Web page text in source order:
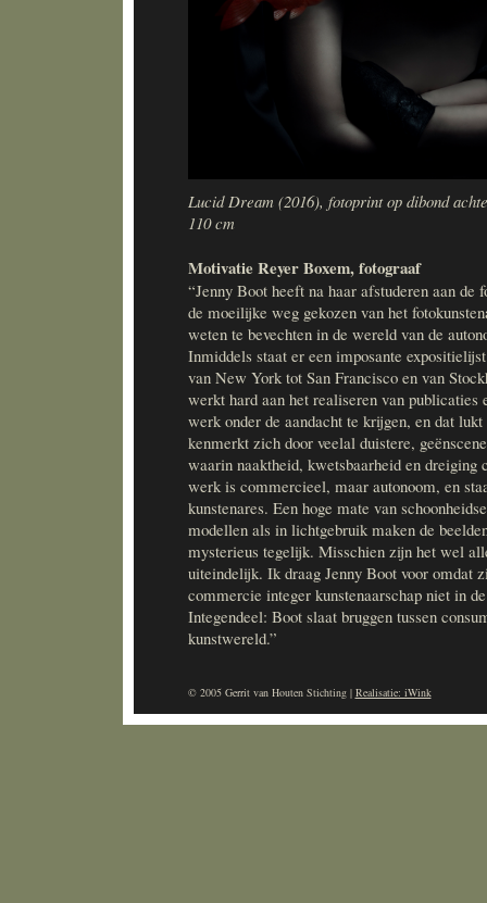
Lucid Dream (2016), fotoprint op dibond
110 cm
Motivatie Reyer Boxem, fotograaf
“Jenny Boot heeft na haar afstuderen aan de
de moeilijke weg gekozen van het
weten te bevechten in de wereld van de
Inmiddels staat er een imposante
van New York tot San Francisco en van
werkt hard aan het realiseren van publicaties
werk onder de aandacht te krijgen, en dat
kenmerkt zich door veelal duistere,
waarin naaktheid, kwetsbaarheid en dreiging
werk is commercieel, maar autonoom, en
kunstenares. Een hoge mate van
modellen als in lichtgebruik maken de
mysterieus tegelijk. Misschien zijn het wel
uiteindelijk. Ik draag Jenny Boot voor omdat
commercie integer kunstenaarschap niet in
Integendeel: Boot slaat bruggen tussen
kunstwereld.”
© 2005 Gerrit van Houten Stichting | Realisatie: iWink